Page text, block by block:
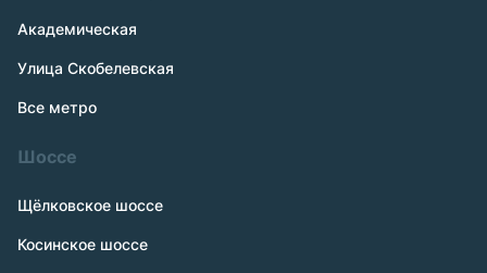
Академическая
Улица Скобелевская
Все метро
Шоссе
Щёлковское шоссе
Косинское шоссе